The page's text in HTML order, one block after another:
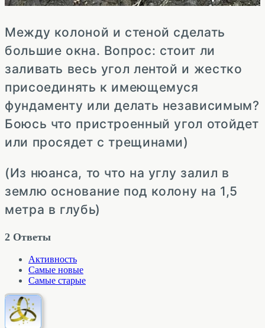
Между колоной и стеной сделать
большие окна. Вопрос: стоит ли
заливать весь угол лентой и жестко
присоединять к имеющемуся
фундаменту или делать независимым?
Боюсь что пристроенный угол отойдет
или просядет с трещинами)
(Из нюанса, то что на углу залил в
землю основание под колону на 1,5
метра в глубь)
2 Ответы
Активность
Самые новые
Самые старые